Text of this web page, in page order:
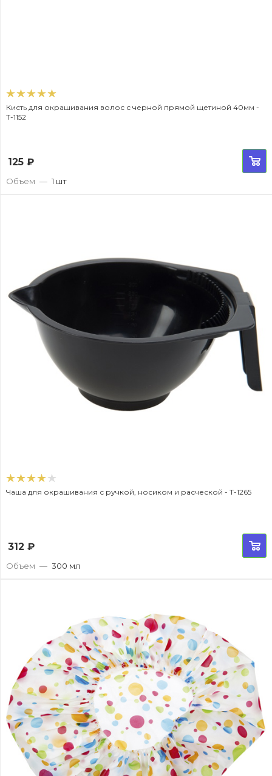
Кисть для окрашивания волос с черной прямой щетиной 40мм -
T-1152
125 ₽
Объем — 1 шт
Чаша для окрашивания с ручкой, носиком и расческой - T-1265
312 ₽
Объем — 300 мл